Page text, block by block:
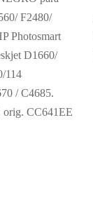
F2480/
Photosmart
D1660/
114
/ C4685.
CC641EE